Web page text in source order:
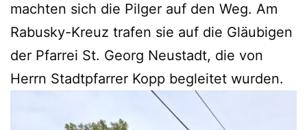
machten sich die Pilger auf den Weg. Am
Rabusky-Kreuz trafen sie auf die Gläubigen
der Pfarrei St. Georg Neustadt, die von
Herrn Stadtpfarrer Kopp begleitet wurden.